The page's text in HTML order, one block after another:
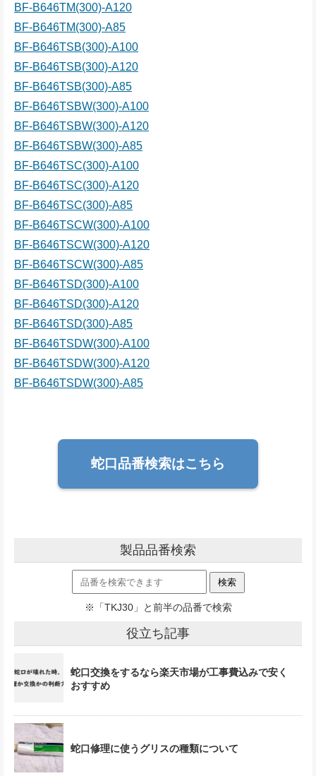
BF-B646TM(300)-A120
BF-B646TM(300)-A85
BF-B646TSB(300)-A100
BF-B646TSB(300)-A120
BF-B646TSB(300)-A85
BF-B646TSBW(300)-A100
BF-B646TSBW(300)-A120
BF-B646TSBW(300)-A85
BF-B646TSC(300)-A100
BF-B646TSC(300)-A120
BF-B646TSC(300)-A85
BF-B646TSCW(300)-A100
BF-B646TSCW(300)-A120
BF-B646TSCW(300)-A85
BF-B646TSD(300)-A100
BF-B646TSD(300)-A120
BF-B646TSD(300)-A85
BF-B646TSDW(300)-A100
BF-B646TSDW(300)-A120
BF-B646TSDW(300)-A85
蛇口品番検索はこちら
製品品番検索
※「TKJ30」と前半の品番で検索
役立ち記事
蛇口交換をするなら楽天市場が工事費込みで安く
おすすめ
蛇口修理に使うグリスの種類について